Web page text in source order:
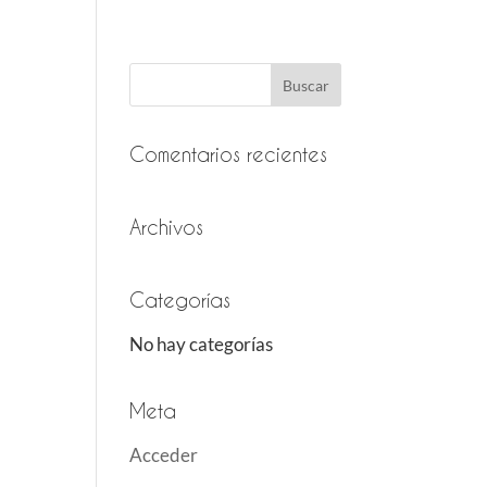
Comentarios recientes
Archivos
Categorías
No hay categorías
Meta
Acceder